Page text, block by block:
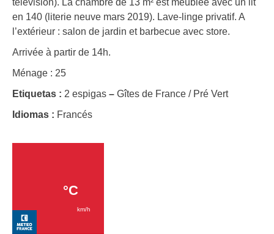
télévision). La chambre de 13 m² est meublée avec un lit
en 140 (literie neuve mars 2019). Lave-linge privatif. A
l’extérieur : salon de jardin et barbecue avec store.
Arrivée à partir de 14h.
Ménage : 25
Etiquetas : 2 espigas – Gîtes de France / Pré Vert
Idiomas : Francés